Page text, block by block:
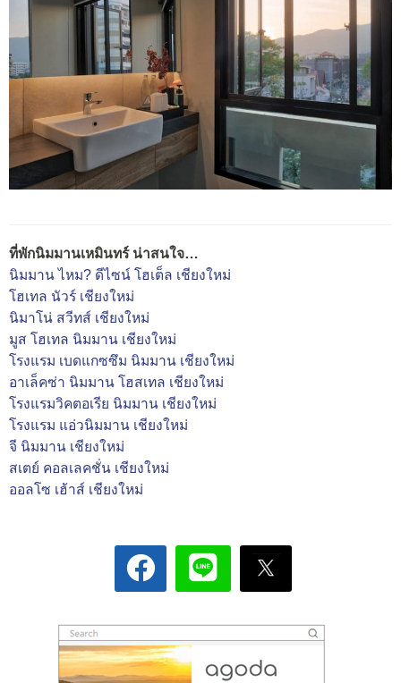
ที่พักนิมมานเหมินทร์ น่าสนใจ…
นิมมาน ไหม? ดีไซน์ โฮเต็ล เชียงใหม่
โฮเทล นัวร์ เชียงใหม่
นิมาโน่ สวีทส์ เชียงใหม่
มูส โฮเทล นิมมาน เชียงใหม่
โรงแรม เบดแกซซึม นิมมาน เชียงใหม่
อาเล็คซ่า นิมมาน โฮสเทล เชียงใหม่
โรงแรมวิคตอเรีย นิมมาน เชียงใหม่
โรงแรม แอ่วนิมมาน เชียงใหม่
จี นิมมาน เชียงใหม่
สเตย์ คอลเลคชั่น เชียงใหม่
ออลโซ เฮ้าส์ เชียงใหม่